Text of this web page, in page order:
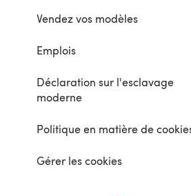
Vendez vos modèles
Emplois
Déclaration sur l'esclavage
moderne
Politique en matière de
Gérer les cookies